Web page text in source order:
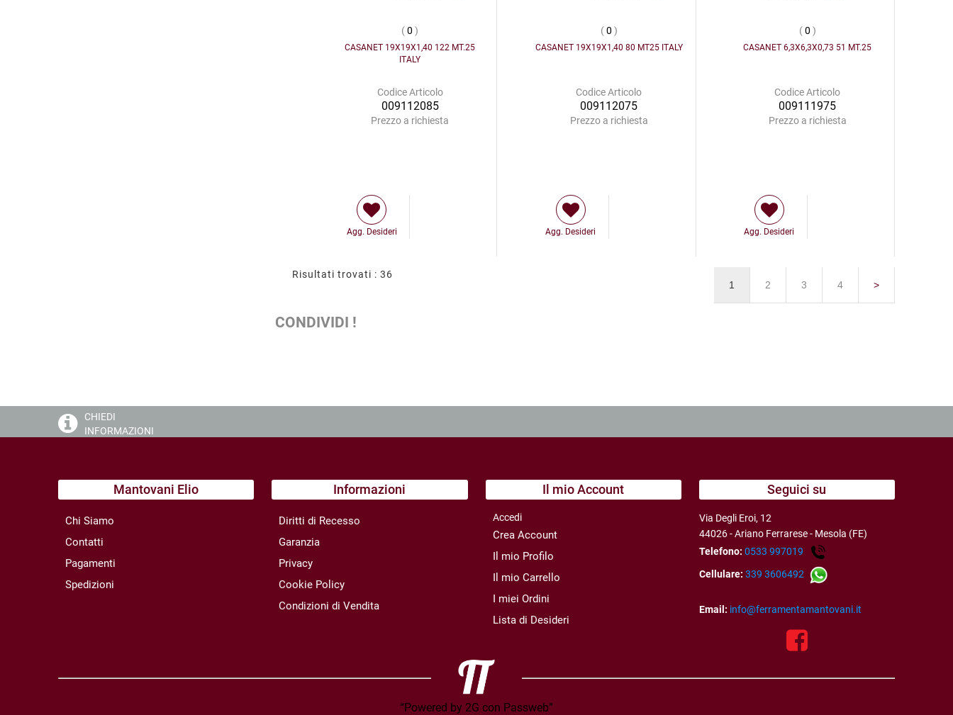
(0)
CASANET 19X19X1,40 122 MT.25
ITALY
Codice Articolo
009112085
Prezzo a richiesta
Agg. Desideri
(0 )
CASANET 19X19X1,40 80 MT25 ITALY
Codice Articolo
009112075
Prezzo a richiesta
Agg. Desideri
(0 )
CASANET 6,3X6,3X0,73 51 MT.25
Codice Articolo
009111975
Prezzo a richiesta
Agg. Desideri
Risultati trovati : 36
1
2 3 4 >
CONDIVIDI !
CHIEDI
INFORMAZIONI
Mantovani Elio
Chi Siamo
Contatti
Pagamenti
Spedizioni
Informazioni
Diritti di Recesso
Garanzia
Privacy
Cookie Policy
Condizioni di Vendita
Il mio Account
Accedi
Crea Account
Il mio Profilo
Il mio Carrello
I miei Ordini
Lista di Desideri
Seguici su
Via Degli Eroi, 12
44026 - Ariano Ferrarese - Mesola (FE)
Telefono: 0533 997019
Cellulare: 339 3606492
Email: info@ferramentamantovani.it
“Powered by 2G con Passweb”